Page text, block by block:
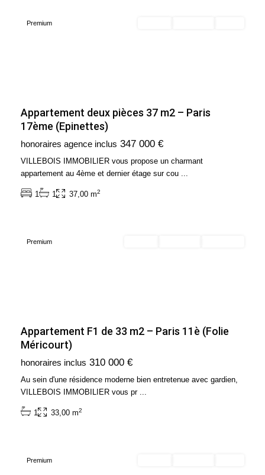
Premium
Appartement deux pièces 37 m2 – Paris
17ème (Epinettes)
honoraires agence inclus 347 000 €
VILLEBOIS IMMOBILIER vous propose un charmant
appartement au 4ème et dernier étage sur cou ...
1 1 37,00 m2
Ile
de
France,
Paris
Arrondissement
Premium
Appartement F1 de 33 m2 – Paris 11è (Folie
Méricourt)
honoraires inclus 310 000 €
Au sein d'une résidence moderne bien entretenue avec gardien,
VILLEBOIS IMMOBILIER vous pr ...
1 33,00 m2
Ile
de
France,
Paris
Arrondissement
Premium